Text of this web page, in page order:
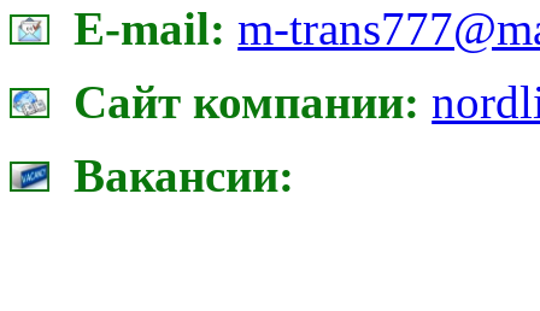
E-mail:m-
Сайт компании:
Вакансии: